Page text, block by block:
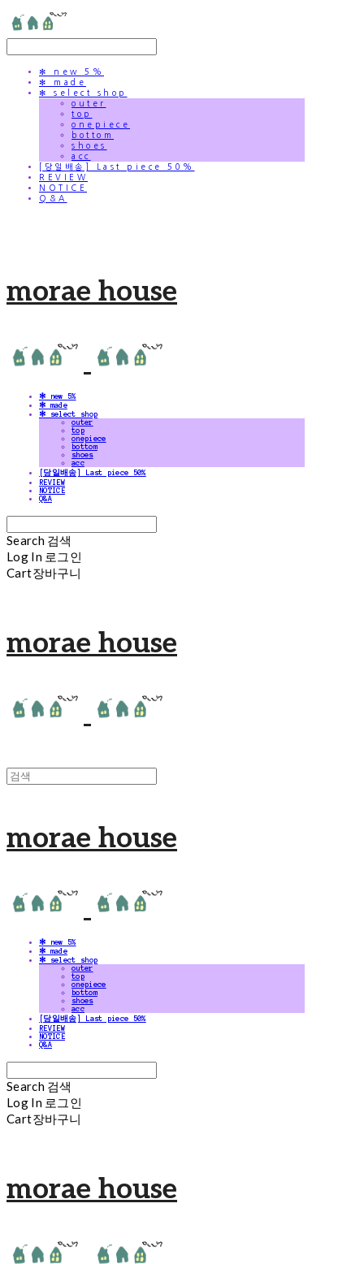
✻ new 5%
✻ made
✻ select shop
outer
top
onepiece
bottom
shoes
acc
[당일배송] Last piece 50%
REVIEW
NOTICE
Q&A
morae house
✻ new 5%
✻ made
✻ select shop
outer
top
onepiece
bottom
shoes
acc
[당일배송] Last piece 50%
REVIEW
NOTICE
Q&A
Search 검색
Log In 로그인
Cart장바구니
morae house
morae house
✻ new 5%
✻ made
✻ select shop
outer
top
onepiece
bottom
shoes
acc
[당일배송] Last piece 50%
REVIEW
NOTICE
Q&A
Search 검색
Log In 로그인
Cart장바구니
morae house